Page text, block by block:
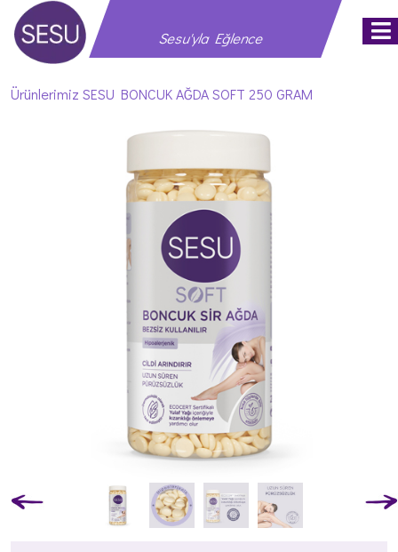
Sesu'yla Eğlence
Ürünlerimiz SESU BONCUK AĞDA SOFT 250 GRAM